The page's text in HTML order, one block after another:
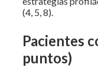
(4, 5, 8).
Pacientes
puntos)